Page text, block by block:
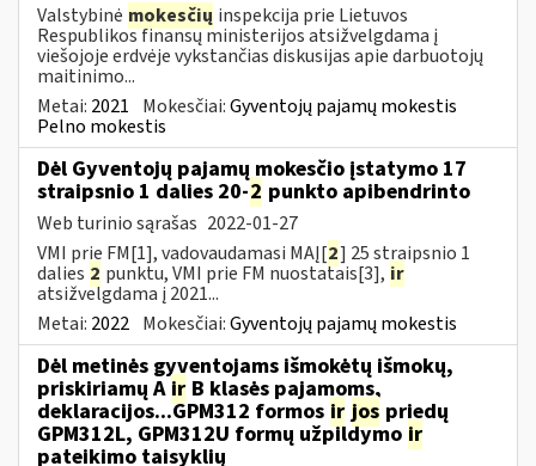
Valstybinė mokesčių inspekcija prie Lietuvos
Respublikos finansų ministerijos atsižvelgdama į
viešojoje erdvėje vykstančias diskusijas apie darbuotojų
maitinimo...
Metai: 2021 Mokesčiai:Gyventojų pajamų mokestis
Pelno mokestis
Dėl Gyventojų pajamų mokesčio įstatymo 17
straipsnio 1 dalies 20-2 punkto apibendrinto
Web turinio sąrašas 2022-01-27
VMI prie FM[1], vadovaudamasi MAĮ[2] 25 straipsnio 1
dalies 2 punktu, VMI prie FM nuostatais[3], ir
atsižvelgdama į 2021...
Metai: 2022 Mokesčiai:Gyventojų pajamų mokestis
Dėl metinės gyventojams išmokėtų išmokų,
priskiriamų A ir B klasės pajamoms,
deklaracijos...GPM312 formos ir jos priedų
GPM312L, GPM312U formų užpildymo ir
pateikimo taisyklių